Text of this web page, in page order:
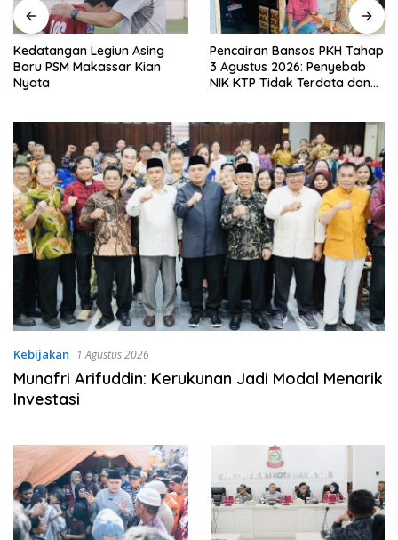
Kedatangan Legiun Asing
Baru PSM Makassar Kian
Nyata
Pencairan Bansos PKH Tahap
3 Agustus 2026: Penyebab
NIK KTP Tidak Terdata dan
Kebijakan 1 Agustus 2026
Munafri Arifuddin: Kerukunan Jadi Modal Menarik
Investasi